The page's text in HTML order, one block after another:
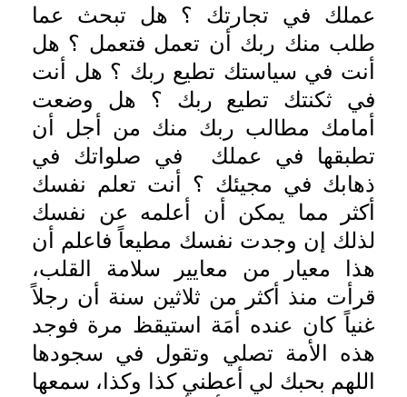
عملك في تجارتك ؟ هل تبحث عما
طلب منك ربك أن تعمل فتعمل ؟ هل
أنت في سياستك تطيع ربك ؟ هل أنت
في ثكنتك تطيع ربك ؟ هل وضعت
أمامك مطالب ربك منك من أجل أن
تطبقها في عملك في صلواتك في
ذهابك في مجيئك ؟ أنت تعلم نفسك
أكثر مما يمكن أن أعلمه عن نفسك
لذلك إن وجدت نفسك مطيعاً فاعلم أن
هذا معيار من معايير سلامة القلب،
قرأت منذ أكثر من ثلاثين سنة أن رجلاً
غنياً كان عنده أمَة استيقظ مرة فوجد
هذه الأمة تصلي وتقول في سجودها
اللهم بحبك لي أعطني كذا وكذا، سمعها